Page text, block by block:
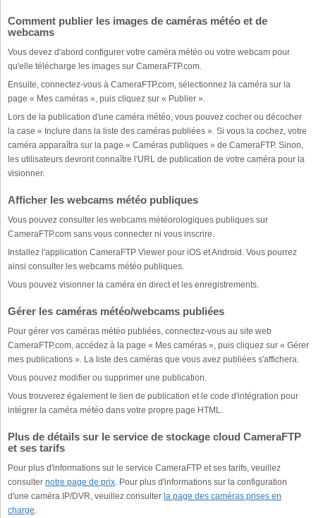
Comment publier les images de caméras météo et de
webcams
Vous devez d'abord configurer votre caméra météo ou votre webcam pour
qu'elle télécharge les images sur CameraFTP.com.
Ensuite, connectez-vous à CameraFTP.com, sélectionnez la caméra sur la
page « Mes caméras », puis cliquez sur « Publier ».
Lors de la publication d'une caméra météo, vous pouvez cocher ou décocher
la case « Inclure dans la liste des caméras publiées ». Si vous la cochez, votre
caméra apparaîtra sur la page « Caméras publiques » de CameraFTP. Sinon,
les utilisateurs devront connaître l'URL de publication de votre caméra pour la
visionner.
Afficher les webcams météo publiques
Vous pouvez consulter les webcams météorologiques publiques sur
CameraFTP.com sans vous connecter ni vous inscrire.
Installez l'application CameraFTP Viewer pour iOS et Android. Vous pourrez
ainsi consulter les webcams météo publiques.
Vous pouvez visionner la caméra en direct et les enregistrements.
Gérer les caméras météo/webcams publiées
Pour gérer vos caméras météo publiées, connectez-vous au site web
CameraFTP.com, accédez à la page « Mes caméras », puis cliquez sur « Gérer
mes publications ». La liste des caméras que vous avez publiées s'affichera.
Vous pouvez modifier ou supprimer une publication.
Vous trouverez également le lien de publication et le code d'intégration pour
intégrer la caméra météo dans votre propre page HTML.
Plus de détails sur le service de stockage cloud CameraFTP
et ses tarifs
Pour plus d'informations sur le service CameraFTP et ses tarifs, veuillez
consulter notre page de prix. Pour plus d'informations sur la configuration
d'une caméra IP/DVR, veuillez consulter la page des caméras prises en
charge.